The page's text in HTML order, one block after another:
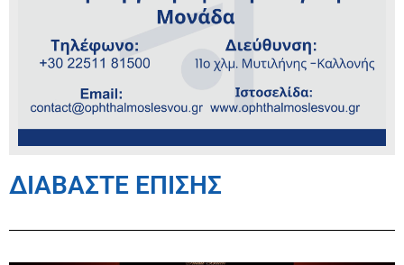
ΔΙΑΒΑΣΤΕ ΕΠΙΣΗΣ